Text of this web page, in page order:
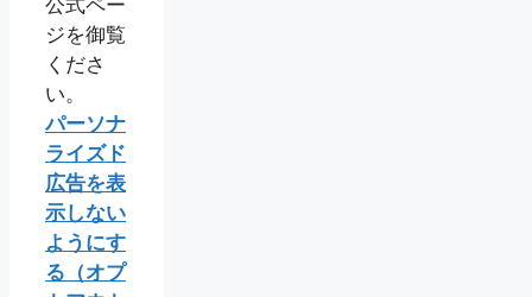
公式ペー
ジを御覧
くださ
い。
パーソナ
ライズド
広告を表
示しない
ようにす
る（オプ